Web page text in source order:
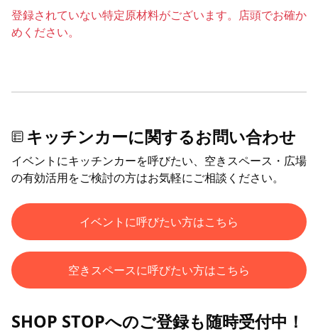
登録されていない特定原材料がございます。店頭でお確か
めください。
キッチンカーに関するお問い合わせ
イベントにキッチンカーを呼びたい、空きスペース・広場
の有効活用をご検討の方はお気軽にご相談ください。
イベントに呼びたい方はこちら
空きスペースに呼びたい方はこちら
SHOP STOPへのご登録も随時受付中！